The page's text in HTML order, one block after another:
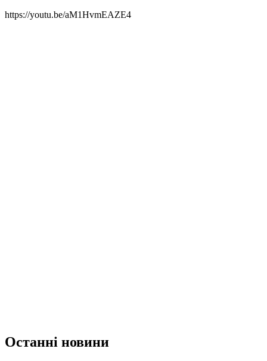
https://youtu.be/aM1HvmEAZE4
Останні новини